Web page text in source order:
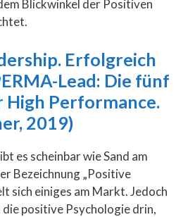
Blickwinkel der Positiven
Erfolgreich
Lead: Die fünf
High Performance.
2019)
es scheinbar wie Sand am
Bezeichnung „Positive
sich einiges am Markt. Jedoch
positive Psychologie drin,